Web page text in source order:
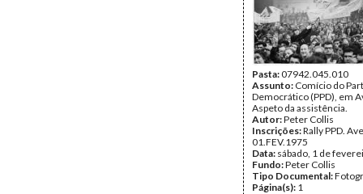
Pasta:07942.045.010
Assunto: Comício do
Democrático (PPD), em
Aspeto da assistência.
Autor:Peter Collis
Inscrições:Rally PPD.
01.FEV.1975
Data: sábado, 1 de
Fundo:Peter Collis
Tipo Documental:
Página(s): 1